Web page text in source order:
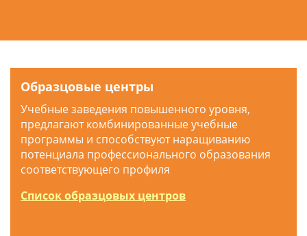
Образцовые центры
Учебные заведения повышенного уровня,
предлагают комбинированные учебные
программы и способствуют наращиванию
потенциала профессионального образования
соответствующего профиля
Список образцовых центров